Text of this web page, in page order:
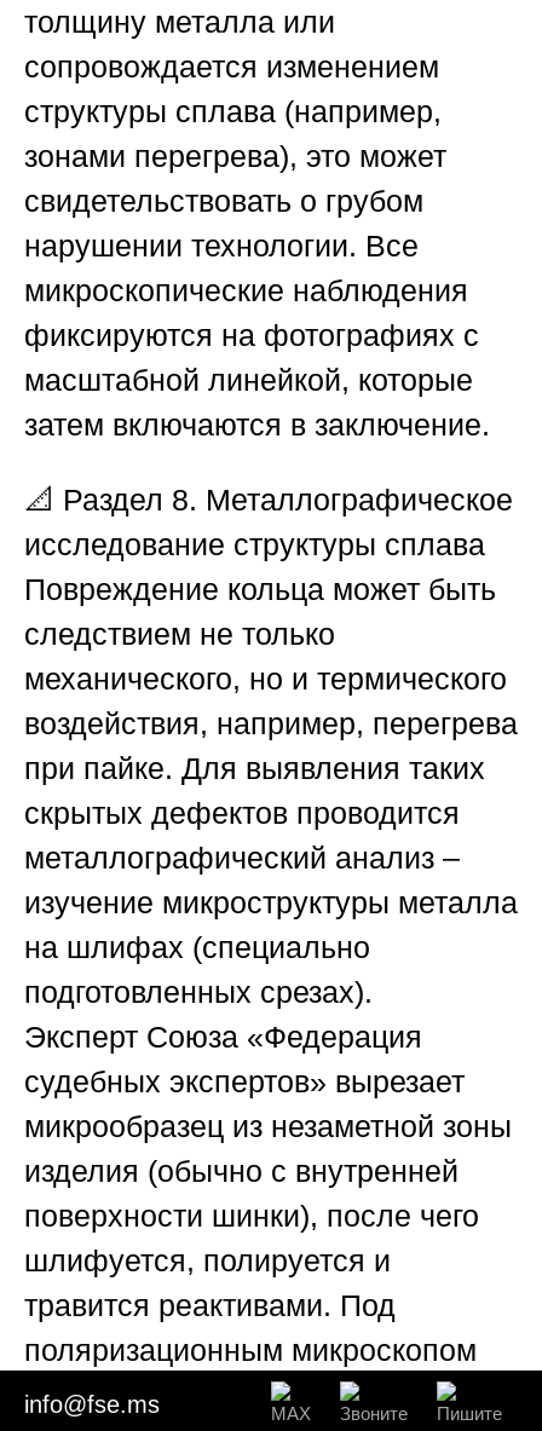
толщину металла или
сопровождается изменением
структуры сплава (например,
зонами перегрева), это может
свидетельствовать о грубом
нарушении технологии. Все
микроскопические наблюдения
фиксируются на фотографиях с
масштабной линейкой, которые
затем включаются в заключение.
📐 Раздел 8. Металлографическое
исследование структуры сплава
Повреждение кольца может быть
следствием не только
механического, но и термического
воздействия, например, перегрева
при пайке. Для выявления таких
скрытых дефектов проводится
металлографический анализ –
изучение микроструктуры металла
на шлифах (специально
подготовленных срезах).
Эксперт Союза «Федерация
судебных экспертов» вырезает
микрообразец из незаметной зоны
изделия (обычно с внутренней
поверхности шинки), после чего
шлифуется, полируется и
травится реактивами. Под
поляризационным микроскопом
становятся видны зерна металла,
info@fse.ms